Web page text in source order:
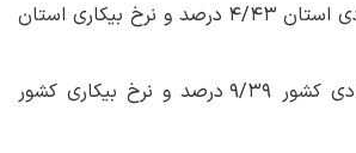
نرخ مشارکت اقتصادی استان ۴/۴۳ درصد و نرخ بیکاری استان
نرخ مشارکت اقتصادی کشور ۹/۳۹ درصد و نرخ بیکاری کشور